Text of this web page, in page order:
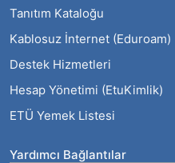
Tanıtım Kataloğu
Kablosuz İnternet (Eduroam)
Destek Hizmetleri
Hesap Yönetimi (EtuKimlik)
ETÜ Yemek Listesi
Yardımcı Bağlantılar